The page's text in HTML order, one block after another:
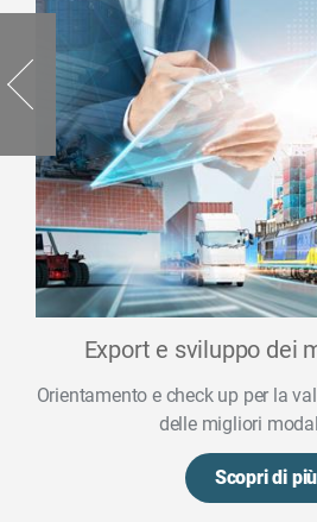
Export e sviluppo dei
Orientamento e check up per la
delle migliori
Scopri di più